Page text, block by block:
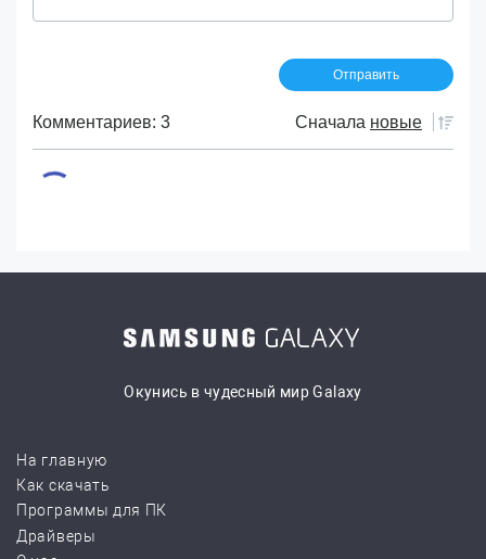
Комментариев: 3 Сначала новые
Окунись в чудесный мир Galaxy
На главную
Как скачать
Программы для ПК
Драйверы